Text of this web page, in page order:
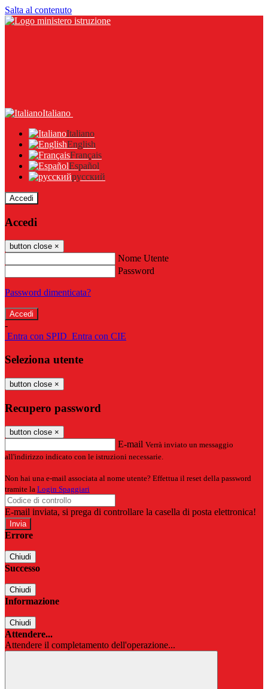
Salta al contenuto
Italiano
Italiano
English
Français
Español
русский
Accedi
Accedi
button close ×
Nome Utente
Password
Password dimenticata?
-
Entra con SPID Entra con CIE
Seleziona utente
button close ×
Recupero password
button close ×
E-mail Verrà inviato un messaggio
all'indirizzo indicato con le istruzioni necessarie.
Non hai una e-mail associata al nome utente? Effettua il reset della password
tramite la Login Spaggiari
E-mail inviata, si prega di controllare la casella di posta elettronica!
Errore
Chiudi
Successo
Chiudi
Informazione
Chiudi
Attendere...
Attendere il completamento dell'operazione...